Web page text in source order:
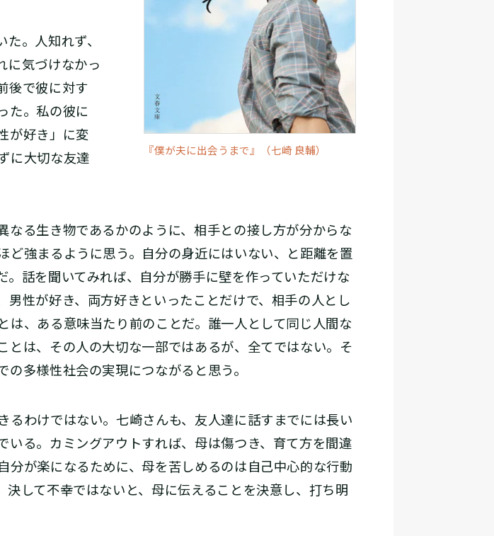
『僕が夫に出会うまで』（七崎 良輔）
。人知れず、
に気づけなかっ
後で彼に対す
た。私の彼に
が好き」に変
に大切な友達
る生き物であるかのように、相手との接し方が分からな
ど強まるように思う。自分の身近にはいない、と距離を置
話を聞いてみれば、自分が勝手に壁を作っていただけな
性が好き、両方好きといったことだけで、相手の人とし
、ある意味当たり前のことだ。誰一人として同じ人間な
とは、その人の大切な一部ではあるが、全てではない。そ
多様性社会の実現につながると思う。
わけではない。七崎さんも、友人達に話すまでには長い
る。カミングアウトすれば、母は傷つき、育て方を間違
分が楽になるために、母を苦しめるのは自己中心的な行動
して不幸ではないと、母に伝えることを決意し、打ち明